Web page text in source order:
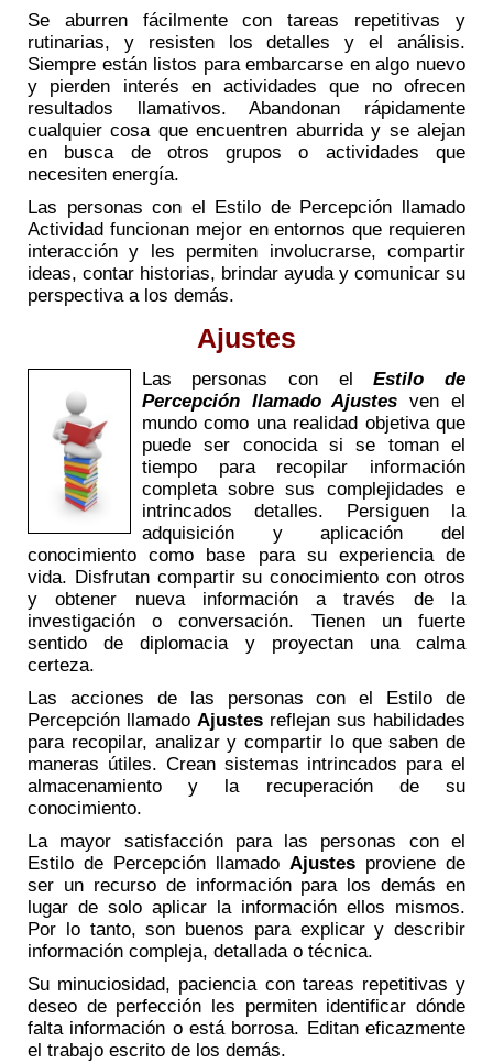
Se aburren fácilmente con tareas repetitivas y
rutinarias, y resisten los detalles y el análisis.
Siempre están listos para embarcarse en algo nuevo
y pierden interés en actividades que no ofrecen
resultados llamativos. Abandonan rápidamente
cualquier cosa que encuentren aburrida y se alejan
en busca de otros grupos o actividades que
necesiten energía.
Las personas con el Estilo de Percepción llamado
Actividad funcionan mejor en entornos que requieren
interacción y les permiten involucrarse, compartir
ideas, contar historias, brindar ayuda y comunicar su
perspectiva a los demás.
Ajustes
Las personas con elEstilo de
Percepción llamado Ajustes ven el
mundo como una realidad objetiva que
puede ser conocida si se toman el
tiempo para recopilar información
completa sobre sus complejidades e
intrincados detalles. Persiguen la
adquisición y aplicación del
conocimiento como base para su experiencia de
vida. Disfrutan compartir su conocimiento con otros
y obtener nueva información a través de la
investigación o conversación. Tienen un fuerte
sentido de diplomacia y proyectan una calma
certeza.
Las acciones de las personas con el Estilo de
Percepción llamado Ajustes reflejan sus habilidades
para recopilar, analizar y compartir lo que saben de
maneras útiles. Crean sistemas intrincados para el
almacenamiento y la recuperación de su
conocimiento.
La mayor satisfacción para las personas con el
Estilo de Percepción llamado Ajustes proviene de
ser un recurso de información para los demás en
lugar de solo aplicar la información ellos mismos.
Por lo tanto, son buenos para explicar y describir
información compleja, detallada o técnica.
Su minuciosidad, paciencia con tareas repetitivas y
deseo de perfección les permiten identificar dónde
falta información o está borrosa. Editan eficazmente
el trabajo escrito de los demás.